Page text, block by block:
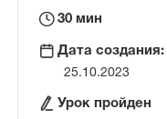
Время
урок
30 мин
Дата создания:
25.10.2023
Урок пройден